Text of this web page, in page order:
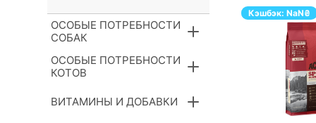
ОСОБЫЕ ПОТРЕБНОСТИ
СОБАК
ОСОБЫЕ ПОТРЕБНОСТИ
КОТОВ
ВИТАМИНЫ И ДОБАВКИ
Кэшбэк: NaN₴